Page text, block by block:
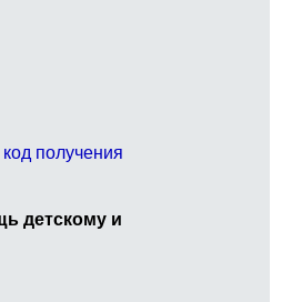
получения
детскому и